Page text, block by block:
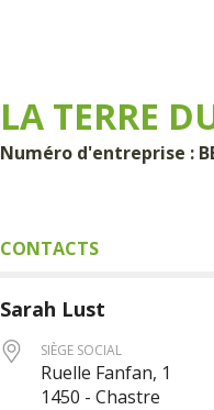
LA TERRE
Numéro d'entreprise :
CONTACTS
Sarah Lust
SIÈGE SOCIAL
Ruelle Fanfan, 1
1450 - Chastre